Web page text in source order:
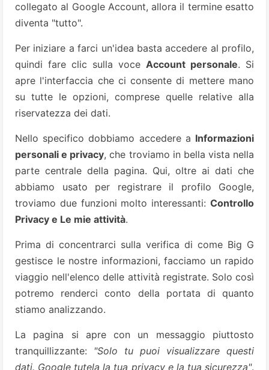
collegato al Google Account, allora il termine esatto
diventa "tutto".
Per iniziare a farci un'idea basta accedere al profilo,
quindi fare clic sulla voce Account personale. Si
apre l'interfaccia che ci consente di mettere mano
su tutte le opzioni, comprese quelle relative alla
riservatezza dei dati.
Nello specifico dobbiamo accedere a Informazioni
personali e privacy, che troviamo in bella vista nella
parte centrale della pagina. Qui, oltre ai dati che
abbiamo usato per registrare il profilo Google,
troviamo due funzioni molto interessanti: Controllo
Privacy e Le mie attività.
Prima di concentrarci sulla verifica di come Big G
gestisce le nostre informazioni, facciamo un rapido
viaggio nell'elenco delle attività registrate. Solo così
potremo renderci conto della portata di quanto
stiamo analizzando.
La pagina si apre con un messaggio piuttosto
tranquillizzante: "Solo tu puoi visualizzare questi
dati. Google tutela la tua privacy e la tua sicurezza".